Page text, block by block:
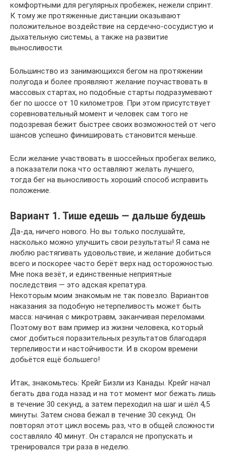
комфортными для регулярных пробежек, нежели спринт.
К тому же протяженные дистанции оказывают
положительное воздействие на сердечно-сосудистую и
дыхательную системы, а также на развитие
выносливости.
Большинство из занимающихся бегом на протяжении
полугода и более проявляют желание поучаствовать в
массовых стартах, но подобные старты подразумевают
бег по шоссе от 10 километров. При этом присутствует
соревновательный момент и человек сам того не
подозревая бежит быстрее своих возможностей от чего
шансов успешно финишировать становится меньше.
Если желание участвовать в шоссейных пробегах велико,
а показатели пока что оставляют желать лучшего,
тогда бег на выносливость хороший способ исправить
положение.
Вариант 1. Тише едешь — дальше будешь
Да-да, ничего нового. Но вы только послушайте,
насколько можно улучшить свои результаты! Я сама не
люблю растягивать удовольствие, и желание добиться
всего и поскорее часто берёт верх над осторожностью.
Мне пока везёт, и единственные неприятные
последствия — это адская крепатура.
Некоторым моим знакомым не так повезло. Вариантов
наказания за подобную нетерпеливость может быть
масса: начиная с микротравм, заканчивая переломами.
Поэтому вот вам пример из жизни человека, который
смог добиться поразительных результатов благодаря
терпеливости и настойчивости. И в скором времени
добьётся ещё большего!
Итак, знакомьтесь: Крейг Бизли из Канады. Крейг начал
бегать два года назад и на тот момент мог бежать лишь
в течение 30 секунд, а затем переходил на шаг и шёл 4,5
минуты. Затем снова бежал в течение 30 секунд. Он
повторял этот цикл восемь раз, что в общей сложности
составляло 40 минут. Он старался не пропускать и
тренировался три раза в неделю.